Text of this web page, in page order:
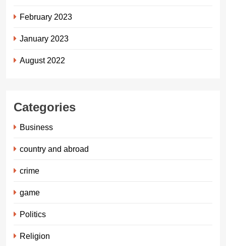
February 2023
January 2023
August 2022
Categories
Business
country and abroad
crime
game
Politics
Religion